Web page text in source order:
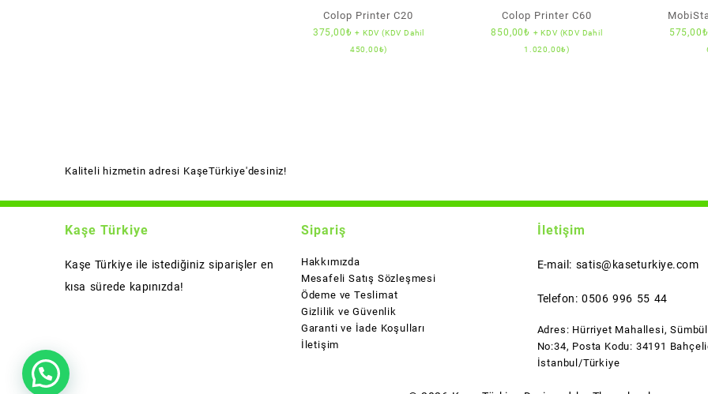
Colop Printer C20
375,00₺ + KDV (KDV Dahil
450,00₺)
Colop Printer C60
850,00₺ + KDV (KDV Dahil
1.020,00₺)
575,00₺
Kaliteli hizmetin adresi KaşeTürkiye'desiniz!
Kaşe Türkiye
Kaşe Türkiye ile istediğiniz siparişler en
kısa sürede kapınızda!
Sipariş
Hakkımızda
Mesafeli Satış Sözleşmesi
Ödeme ve Teslimat
Gizlilik ve Güvenlik
Garanti ve İade Koşulları
İletişim
İletişim
E-mail: satis@kaseturkiye.com
Telefon: 0506 996 55 44
Adres: Hürriyet Mahallesi,
No:34, Posta Kodu: 34191
İstanbul/Türkiye